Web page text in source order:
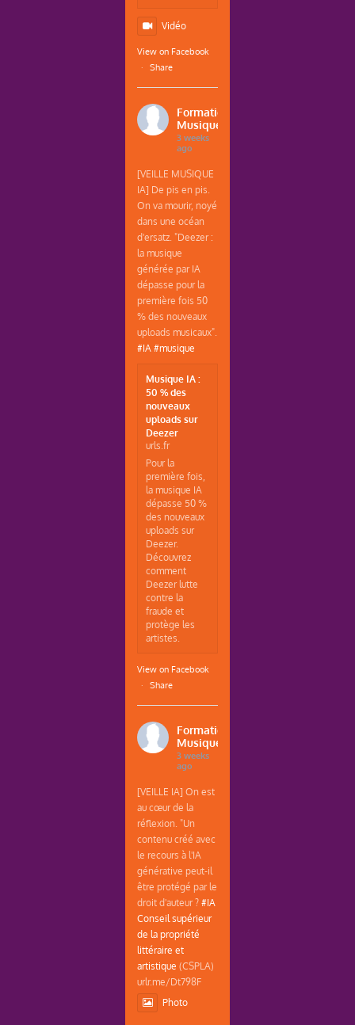
Vidéo
View on Facebook
·
Share
Formations
Musique
3 weeks
ago
[VEILLE MUSIQUE
IA] De pis en pis.
On va mourir, noyé
dans une océan
d'ersatz. "Deezer :
la musique
générée par IA
dépasse pour la
première fois 50
% des nouveaux
uploads musicaux".
#IA #musique
Musique IA :
50 % des
nouveaux
uploads sur
Deezer
urls.fr
Pour la
première fois,
la musique IA
dépasse 50 %
des nouveaux
uploads sur
Deezer.
Découvrez
comment
Deezer lutte
contre la
fraude et
protège les
artistes.
View on Facebook
·
Share
Formations
Musique
3 weeks
ago
[VEILLE IA] On est
au cœur de la
réflexion. "Un
contenu créé avec
le recours à l'IA
générative peut-il
être protégé par le
droit d'auteur ?#IA
Conseil supérieur
de la propriété
littéraire et
artistique (CSPLA)
urlr.me/Dt798F
Photo